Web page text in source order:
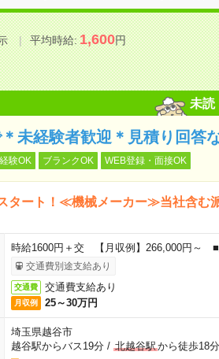
平均時給:1,600円
未読
未経験者歓迎＊見積り回答
験OK ブランクOK WEB登録・面接OK
タート！≪機械メーカー≫当社含む
時給1600円＋交 【月収例】266,000円～ ■
交通費別途支給あり
交通費 交通費支給あり
月収例 25～30万円
埼玉県越谷市
越谷駅からバス19分/ 北越谷駅から徒歩18分